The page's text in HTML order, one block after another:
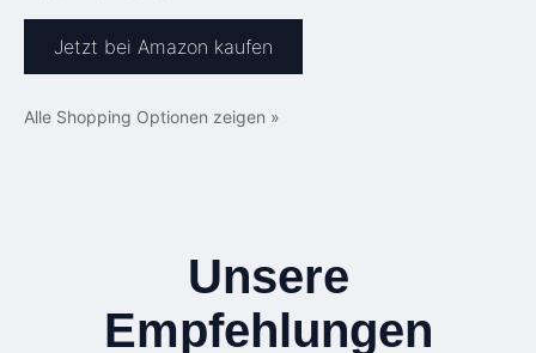
Jetzt bei Amazon kaufen
Alle Shopping Optionen zeigen »
Unsere
Empfehlungen